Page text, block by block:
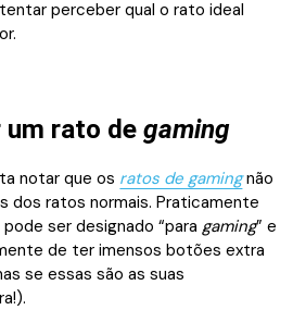
perceber qual o rato ideal
um rato degaming
notar que os ratos de gamingnão
dos ratos normais. Praticamente
ser designado “para gaming” e
de ter imensos botões extra
se essas são as suas